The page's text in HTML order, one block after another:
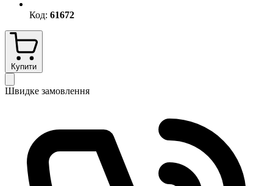
Код: 61672
Купити
Швидке замовлення